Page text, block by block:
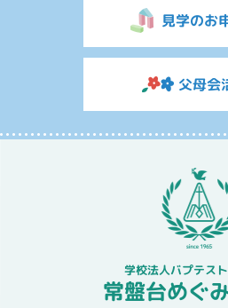
見学のお
父母会
学校法人バプテス
常盤台めぐ